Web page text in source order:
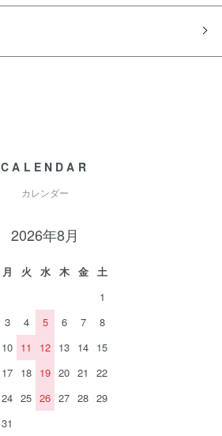
CALENDAR
カレンダー
2026年8月
月 火 水 木 金
土
1
3 4 5 6 7
8
10 11 12 13 14 15
17 18 19 20 21
22
24 25 26 27 28 29
31